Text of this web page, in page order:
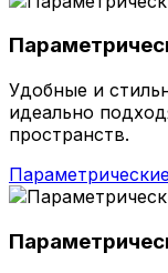
Удобные и
идеально
пространств.